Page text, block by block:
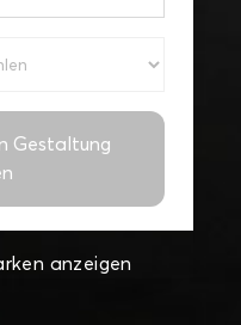
Gestaltung
anzeigen